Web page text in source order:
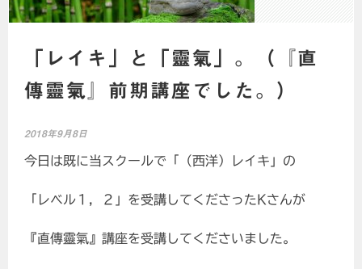
「レイキ」と「靈氣」。（『直
傳靈氣』前期講座でした。）
2018年9月8日
今日は既に当スクールで「（西洋）レイキ」の
「レベル１，２」を受講してくださったKさんが
『直傳靈氣』講座を受講してくださいました。